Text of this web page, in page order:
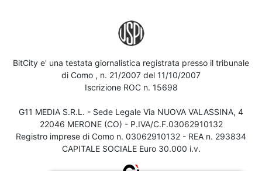
BitCity e' una testata giornalistica registrata presso il tribunale
di Como , n. 21/2007 del 11/10/2007
Iscrizione ROC n. 15698
G11 MEDIA S.R.L. - Sede Legale Via NUOVA VALASSINA, 4
22046 MERONE (CO) - P.IVA/C.F.03062910132
Registro imprese di Como n. 03062910132 - REA n. 293834
CAPITALE SOCIALE Euro 30.000 i.v.